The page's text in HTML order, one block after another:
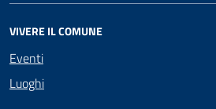
VIVERE IL COMUNE
Eventi
Luoghi